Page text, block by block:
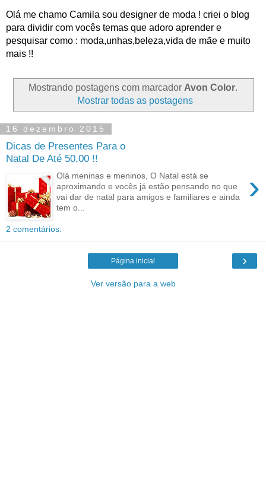
Olá me chamo Camila sou designer de moda ! criei o blog
para dividir com vocês temas que adoro aprender e
pesquisar como : moda,unhas,beleza,vida de mãe e muito
mais !!
Mostrando postagens com marcador Avon Color.
Mostrar todas as postagens
16 dezembro 2015
Dicas de Presentes Para o
Natal De Até 50,00 !!
›
Olá meninas e meninos, O Natal está se
aproximando e vocês já estão pensando no que
vai dar de natal para amigos e familiares e ainda
tem o...
2 comentários:
›
Página inicial
Ver versão para a web